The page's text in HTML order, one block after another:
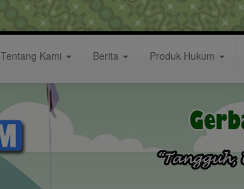
Tentang Kami Berita Produk Hukum